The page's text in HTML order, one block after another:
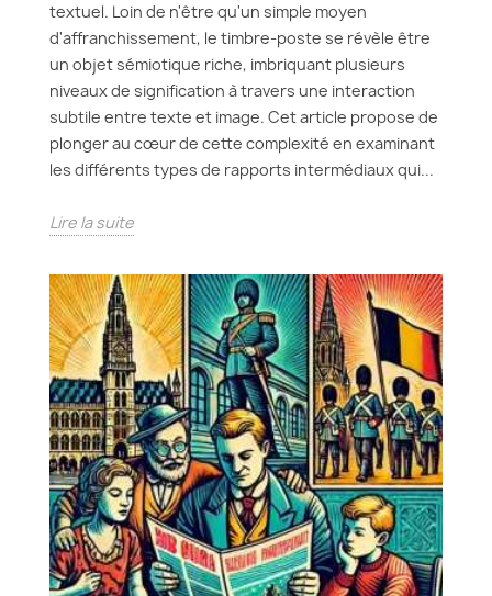
textuel. Loin de n'être qu'un simple moyen
d'affranchissement, le timbre-poste se révèle être
un objet sémiotique riche, imbriquant plusieurs
niveaux de signification à travers une interaction
subtile entre texte et image. Cet article propose de
plonger au cœur de cette complexité en examinant
les différents types de rapports intermédiaux qui...
Lire la suite